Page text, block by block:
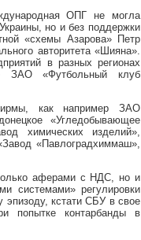
ОПГ не могла
но и без поддержки
«схемы Азарова» Петр
авторитета «Шияна».
в разных регионах
ЗАО «Футбольный клуб
как например ЗАО
«Угледобывающее
химических изделий»,
«Павлоградхиммаш»,
аферами с НДС, но и
системами» регулировки
эпизоду, кстати СБУ в свое
попытке контарбанды в